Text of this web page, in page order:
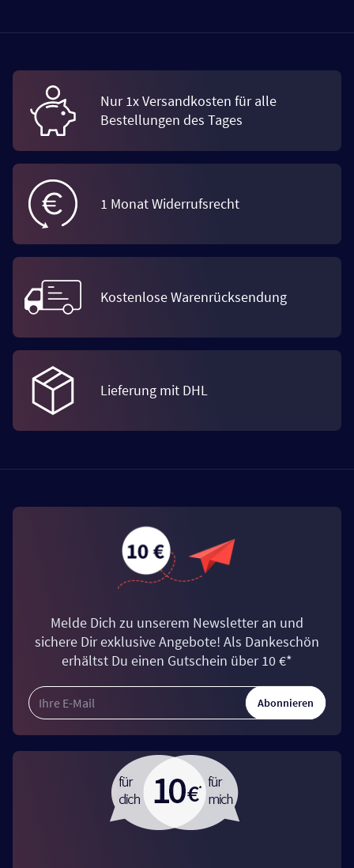
Nur 1x Versandkosten für alle
Bestellungen des Tages
1 Monat Widerrufsrecht
Kostenlose Warenrücksendung
Lieferung mit DHL
Melde Dich zu unserem Newsletter an und
sichere Dir exklusive Angebote! Als Dankeschön
erhältst Du einen Gutschein über 10 €*
Abonnieren